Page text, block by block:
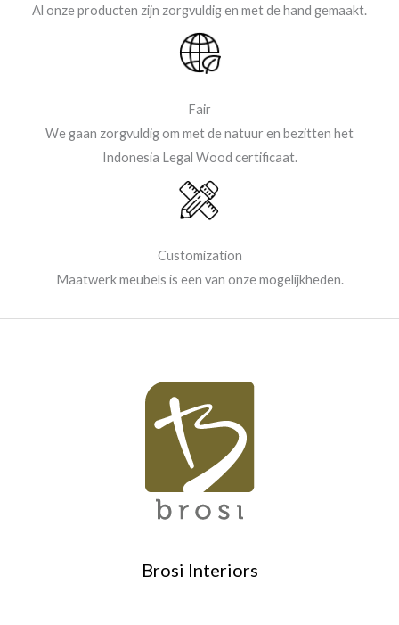
Al onze producten zijn zorgvuldig en met de hand gemaakt.
Fair
We gaan zorgvuldig om met de natuur en bezitten het
Indonesia Legal Wood certificaat.
Customization
Maatwerk meubels is een van onze mogelijkheden.
Brosi Interiors